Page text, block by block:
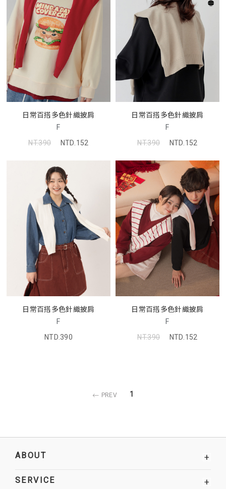
日常百搭多色針織披肩
F
NT.390
NTD.152
日常百搭多色針織披肩
F
NT.390
NTD.152
日常百搭多色針織披肩
F
NTD.390
日常百搭多色針織披肩
F
NT.390
NTD.152
PREV 1
ABOUT +
SERVICE +